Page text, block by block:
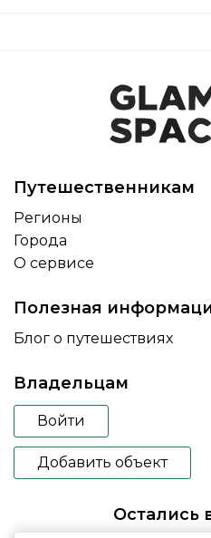
Путешественникам
Регионы
Города
О сервисе
Полезная
Блог о путешествиях
Владельцам
Войти
Добавить объект
Остались